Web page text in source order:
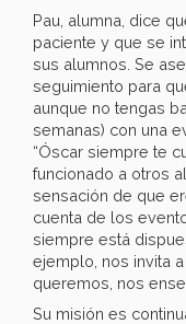
Pau, alumna, dice
paciente y que se
sus alumnos. Se
seguimiento para
aunque no tengas
semanas) con una
“Óscar siempre te
funcionado a otros
sensación de que
cuenta de los
siempre está
ejemplo, nos invita
queremos, nos
Su misión es